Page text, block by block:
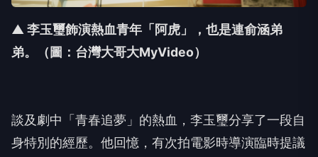
▲ 李玉璽飾演熱血青年「阿虎」，也是連俞涵弟
弟。（圖：台灣大哥大MyVideo）
談及劇中「青春追夢」的熱血，李玉璽分享了一段自
身特別的經歷。 他回憶，有次拍電影時導演臨時提議